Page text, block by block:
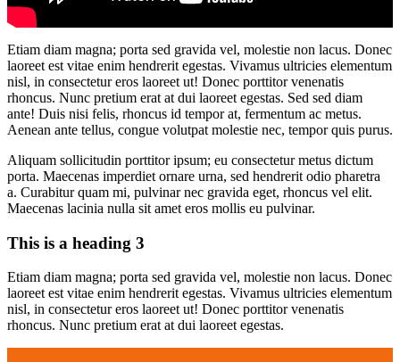
Etiam diam magna; porta sed gravida vel, molestie non lacus. Donec
laoreet est vitae enim hendrerit egestas. Vivamus ultricies elementum
nisl, in consectetur eros laoreet ut! Donec porttitor venenatis
rhoncus. Nunc pretium erat at dui laoreet egestas. Sed sed diam
ante! Duis nisi felis, rhoncus id tempor at, fermentum ac metus.
Aenean ante tellus, congue volutpat molestie nec, tempor quis purus.
Aliquam sollicitudin porttitor ipsum; eu consectetur metus dictum
porta. Maecenas imperdiet ornare urna, sed hendrerit odio pharetra
a. Curabitur quam mi, pulvinar nec gravida eget, rhoncus vel elit.
Maecenas lacinia nulla sit amet eros mollis eu pulvinar.
This is a heading 3
Etiam diam magna; porta sed gravida vel, molestie non lacus. Donec
laoreet est vitae enim hendrerit egestas. Vivamus ultricies elementum
nisl, in consectetur eros laoreet ut! Donec porttitor venenatis
rhoncus. Nunc pretium erat at dui laoreet egestas.